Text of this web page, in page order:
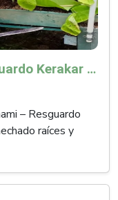
Los Embera Chami del Resguardo Kerakar y AGROSAVIA: Una alianza que hizo florecer el plátano en el Huila
– Resguardo
raíces y